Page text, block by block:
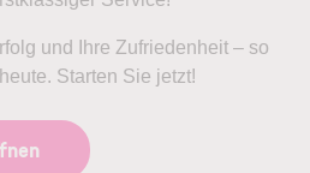
und Ihre Zufriedenheit – so
Starten Sie jetzt!